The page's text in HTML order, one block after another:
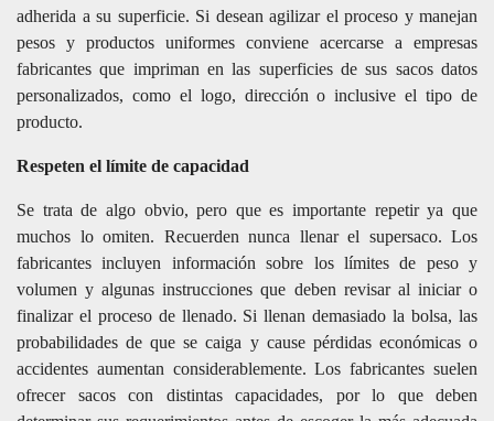
adherida a su superficie. Si desean agilizar el proceso y manejan
pesos y productos uniformes conviene acercarse a empresas
fabricantes que impriman en las superficies de sus sacos datos
personalizados, como el logo, dirección o inclusive el tipo de
producto.
Respeten el límite de capacidad
Se trata de algo obvio, pero que es importante repetir ya que
muchos lo omiten. Recuerden nunca llenar el supersaco. Los
fabricantes incluyen información sobre los límites de peso y
volumen y algunas instrucciones que deben revisar al iniciar o
finalizar el proceso de llenado. Si llenan demasiado la bolsa, las
probabilidades de que se caiga y cause pérdidas económicas o
accidentes aumentan considerablemente. Los fabricantes suelen
ofrecer sacos con distintas capacidades, por lo que deben